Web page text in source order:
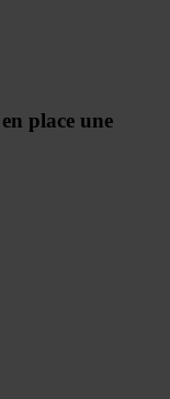
place une